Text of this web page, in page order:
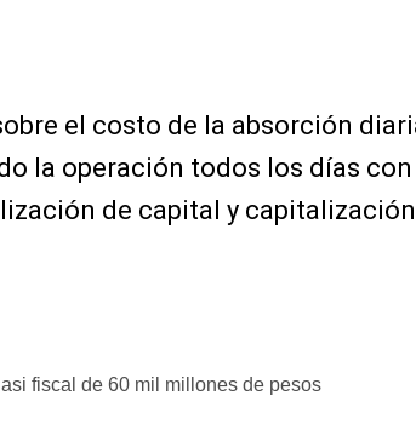
el costo de la absorción
la operación todos los días
de capital y